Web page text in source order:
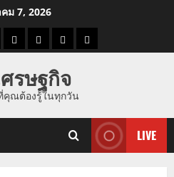
ม 7, 2026
ข่าว
ดูด
ที่
ผู้ชาย
รษฐกิจ
คุณต้องรู้ในทุกวัน
LIVE